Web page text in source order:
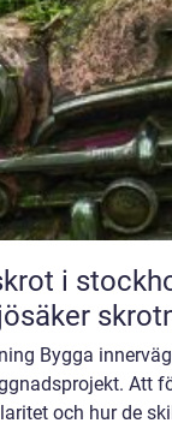
stockholm så fungerar en
Bygga
Att
och hur de